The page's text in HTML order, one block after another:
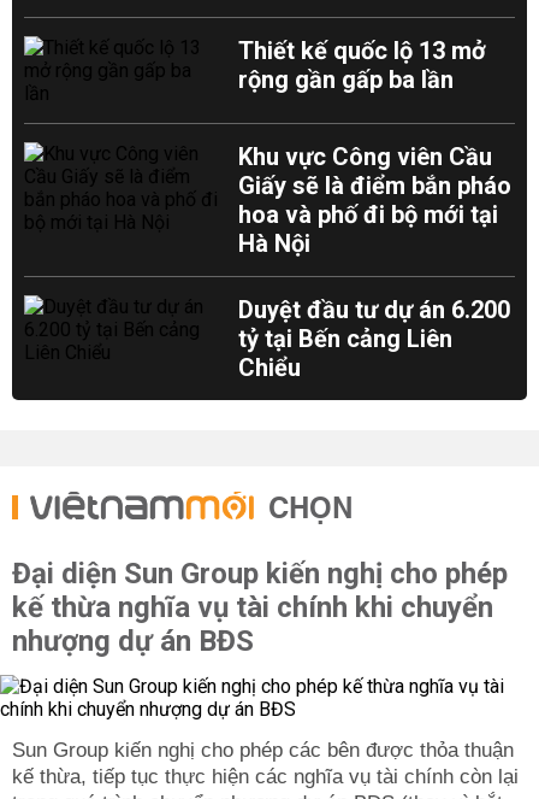
Thiết kế quốc lộ 13 mở
rộng gần gấp ba lần
Khu vực Công viên Cầu
Giấy sẽ là điểm bắn pháo
hoa và phố đi bộ mới tại
Hà Nội
Duyệt đầu tư dự án 6.200
tỷ tại Bến cảng Liên
Chiểu
CHỌN
Đại diện Sun Group kiến nghị cho phép
kế thừa nghĩa vụ tài chính khi chuyển
nhượng dự án BĐS
Sun Group kiến nghị cho phép các bên được thỏa thuận
kế thừa, tiếp tục thực hiện các nghĩa vụ tài chính còn lại